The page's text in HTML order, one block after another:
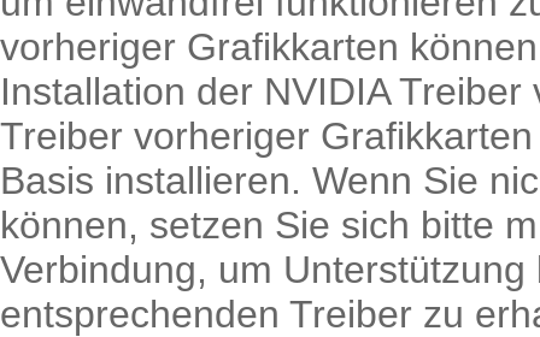
vorheriger Grafikkarten
Installation der NVIDIA
Treiber vorheriger
Basis installieren. Wenn Sie
können, setzen Sie sich bitte
Verbindung, um
entsprechenden Treiber zu